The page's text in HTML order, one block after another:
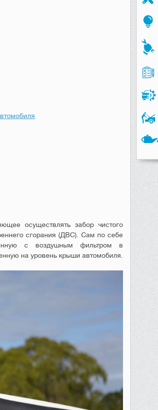
осуществлять забор чистого
сгорания (ДВС). Сам по себе
с воздушным фильтром в
на уровень крыши автомобиля.